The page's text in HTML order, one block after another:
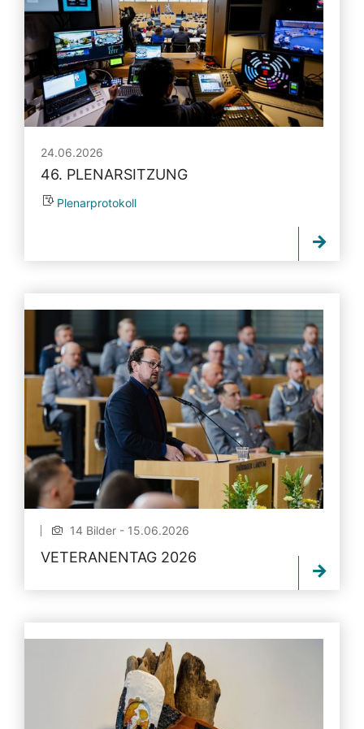
24.06.2026
46. PLENARSITZUNG
Plenarprotokoll
14 Bilder - 15.06.2026
VETERANENTAG 2026